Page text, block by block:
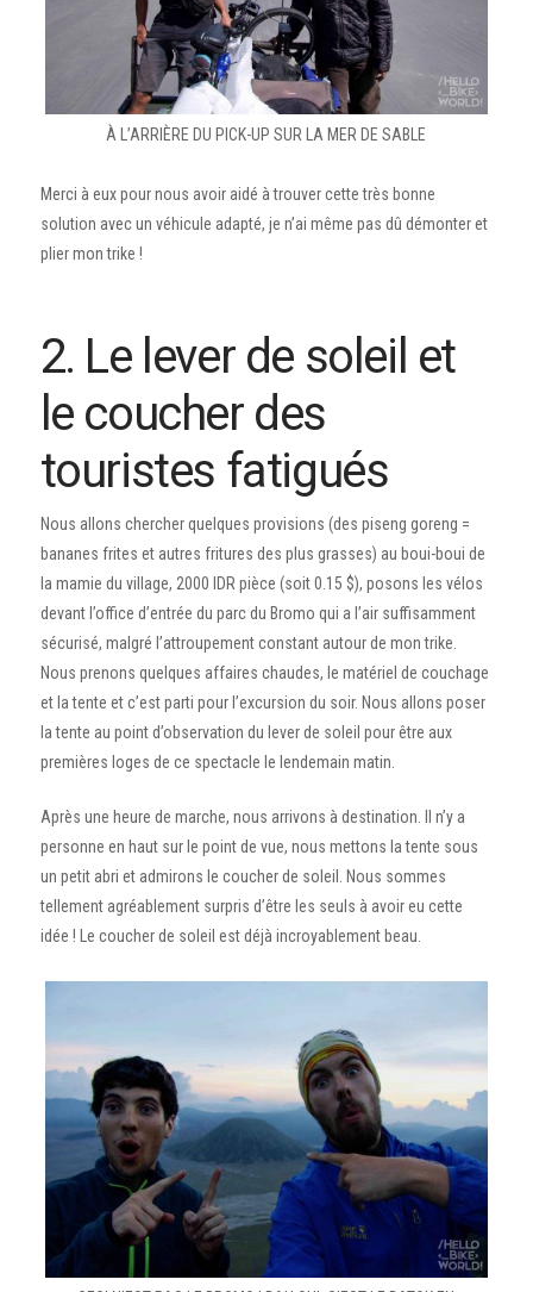
À L’ARRIÈRE DU PICK-UP SUR LA MER DE SABLE
Merci à eux pour nous avoir aidé à trouver cette très bonne
solution avec un véhicule adapté, je n’ai même pas dû démonter et
plier mon trike !
2. Le lever de soleil et
le coucher des
touristes fatigués
Nous allons chercher quelques provisions (des piseng goreng =
bananes frites et autres fritures des plus grasses) au boui-boui de
la mamie du village, 2000 IDR pièce (soit 0.15 $), posons les vélos
devant l’office d’entrée du parc du Bromo qui a l’air suffisamment
sécurisé, malgré l’attroupement constant autour de mon trike.
Nous prenons quelques affaires chaudes, le matériel de couchage
et la tente et c’est parti pour l’excursion du soir. Nous allons poser
la tente au point d’observation du lever de soleil pour être aux
premières loges de ce spectacle le lendemain matin.
Après une heure de marche, nous arrivons à destination. Il n’y a
personne en haut sur le point de vue, nous mettons la tente sous
un petit abri et admirons le coucher de soleil. Nous sommes
tellement agréablement surpris d’être les seuls à avoir eu cette
idée ! Le coucher de soleil est déjà incroyablement beau.